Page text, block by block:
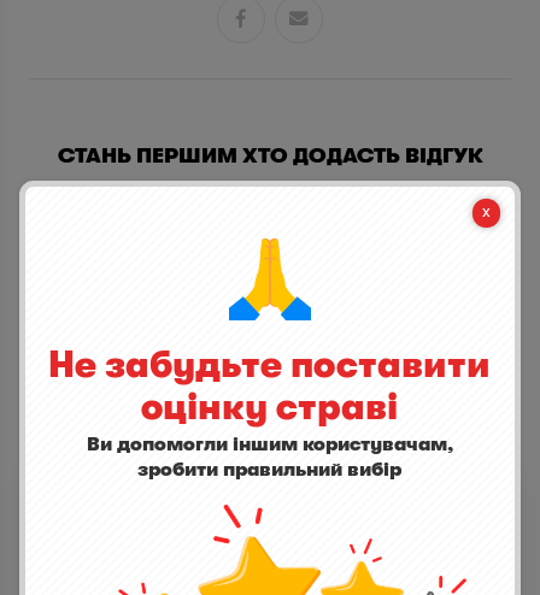
 
СТАНЬ ПЕРШИМ ХТО ДОДАСТЬ ВІДГУК
ІНШІ СТРАВИ
Віскі Islay Mist Original
5,0
Antwerpen, ул. Пушкинская 38
км
Не забудьте поставити
оцінку страві
Ви допомогли іншим користувачам,
зробити правильний вибір